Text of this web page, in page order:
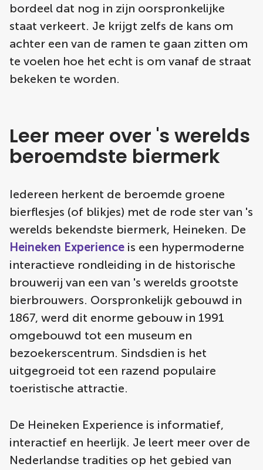
bordeel dat nog in zijn oorspronkelijke
staat verkeert. Je krijgt zelfs de kans om
achter een van de ramen te gaan zitten om
te voelen hoe het echt is om vanaf de straat
bekeken te worden.
Leer meer over 's werelds
beroemdste biermerk
Iedereen herkent de beroemde groene
bierflesjes (of blikjes) met de rode ster van 's
werelds bekendste biermerk, Heineken. De
Heineken Experience is een hypermoderne
interactieve rondleiding in de historische
brouwerij van een van 's werelds grootste
bierbrouwers. Oorspronkelijk gebouwd in
1867, werd dit enorme gebouw in 1991
omgebouwd tot een museum en
bezoekerscentrum. Sindsdien is het
uitgegroeid tot een razend populaire
toeristische attractie.
De Heineken Experience is informatief,
interactief en heerlijk. Je leert meer over de
Nederlandse tradities op het gebied van